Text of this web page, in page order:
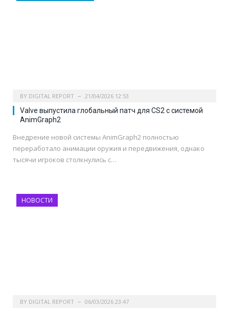
BY DIGITAL REPORT 21/04/2026 12:53
Valve выпустила глобальный патч для CS2 с системой
AnimGraph2
Внедрение новой системы AnimGraph2 полностью
переработало анимации оружия и передвижения, однако
тысячи игроков столкнулись с…
НОВОСТИ
BY DIGITAL REPORT 06/03/2026 23:47